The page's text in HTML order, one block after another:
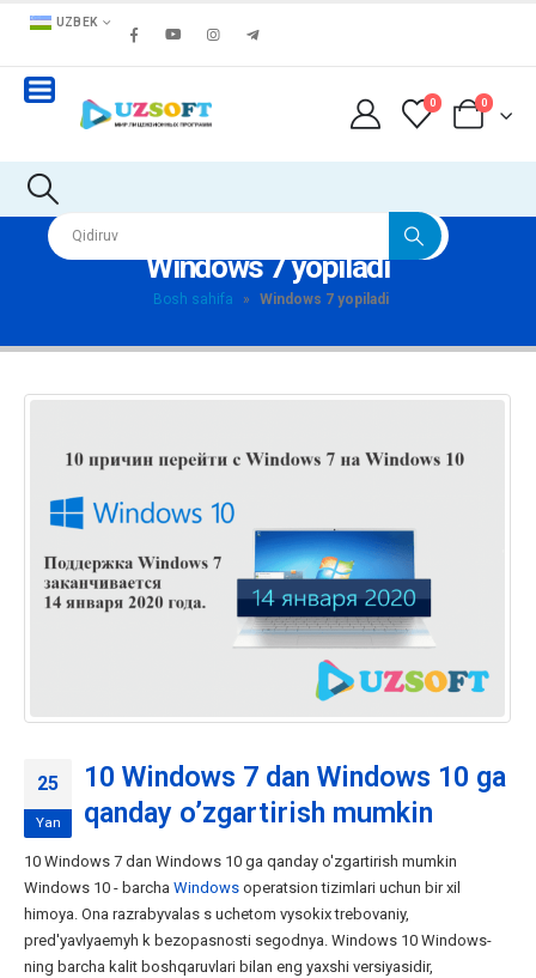
UZBEK
0 0
Windows 7 yopiladi
Bosh sahifa » Windows 7 yopiladi
25
Yan
10 Windows 7 dan Windows 10 ga
qanday o’zgartirish mumkin
10 Windows 7 dan Windows 10 ga qanday o'zgartirish mumkin
Windows 10 - barcha Windows operatsion tizimlari uchun bir xil
himoya. Ona razrabyvalas s uchetom vysokix trebovaniy,
pred'yavlyaemyh k bezopasnosti segodnya. Windows 10 Windows-
ning barcha kalit boshqaruvlari bilan eng yaxshi versiyasidir,